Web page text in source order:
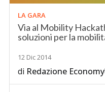
LA GARA
Via al Mobility
soluzioni per la
12 Dic 2014
di Redazione